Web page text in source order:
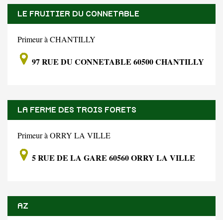
LE FRUITIER DU CONNETABLE
Primeur à CHANTILLY
97 RUE DU CONNETABLE 60500 CHANTILLY
LA FERME DES TROIS FORETS
Primeur à ORRY LA VILLE
5 RUE DE LA GARE 60560 ORRY LA VILLE
AZ